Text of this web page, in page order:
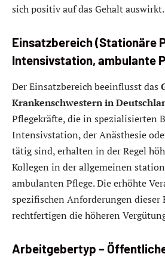
sich positiv auf das Gehalt auswirkt.
Einsatzbereich (Stationäre
Intensivstation, ambulante
Der Einsatzbereich beeinflusst das
Krankenschwestern in
Pflegekräfte, die in spezialisierten
Intensivstation, der Anästhesie
tätig sind, erhalten in der Regel
Kollegen in der allgemeinen
ambulanten Pflege. Die erhöhte
spezifischen Anforderungen dieser
rechtfertigen die höheren
Arbeitgebertyp –